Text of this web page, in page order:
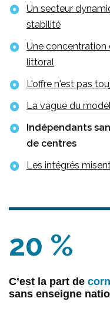
Un secteur
stabilité
Une concentration
littoral
L'offre n'est pas
La vague du
Indépendants
de centres
Les intégrés
20 %
C’est la part de
sans enseigne